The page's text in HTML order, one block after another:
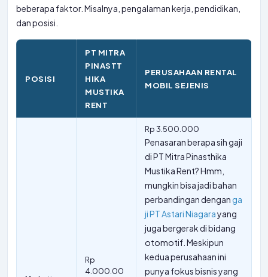
beberapa faktor. Misalnya, pengalaman kerja, pendidikan,
dan posisi.
POSISI
PT MITRA
PINASTT
HIKA
MUSTIKA
RENT
PERUSAHAAN RENTAL
MOBIL SEJENIS
Rp
4.000.00
Rp 3.500.000
Penasaran berapa sih gaji
di PT Mitra Pinasthika
Mustika Rent? Hmm,
mungkin bisa jadi bahan
perbandingan dengan ga
ji PT Astari Niagarayang
juga bergerak di bidang
otomotif. Meskipun
kedua perusahaan ini
punya fokus bisnis yang